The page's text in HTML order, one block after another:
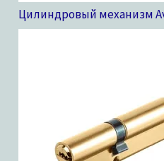
Цилиндровый механизм